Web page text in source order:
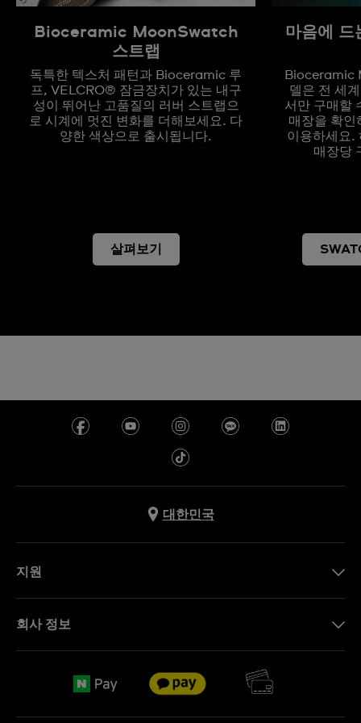
Bioceramic MoonSwatch
스트랩
독특한 텍스처 패턴과 Bioceramic 루
프, VELCRO® 잠금장치가 있는 내구
성이 뛰어난 고품질의 러버 스트랩으
로 시계에 멋진 변화를 더해보세요. 다
양한 색상으로 출시됩니다.
살펴보기
마음에 드
Bioceramic
델은 전 세
서만 구매할
매장을 확인
이용하세요.
매장당
대한민국
지원
FAQ
반품 정책
회사 정보
Sitemap